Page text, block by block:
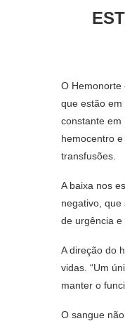
O Hemonorte
que estão
constante em
hemocentro
transfusões.
A baixa nos
negativo,
de urgência e
A direção do
vidas. “Um
manter o
O sangue